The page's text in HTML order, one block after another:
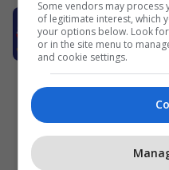
Liri
Some vendors may
of legitimate interest, which
your options below. Look
or in the site menu to
and cookie settings.